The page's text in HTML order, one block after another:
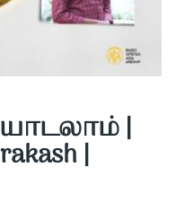
|
|